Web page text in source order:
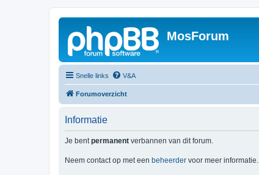
MosForum
Snelle links V&A
Forumoverzicht
Informatie
Je bentpermanent verbannen van dit forum.
Neem contact op met een beheerder voor meer informatie.